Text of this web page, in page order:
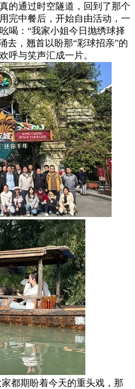
的通过时空隧道，回到了那个
完中餐后，开始自由活动，一
喝：“我家小姐今日抛绣球择
去，翘首以盼那“彩球招亲”的
呼与笑声汇成一片。
都期盼着今天的重头戏，那